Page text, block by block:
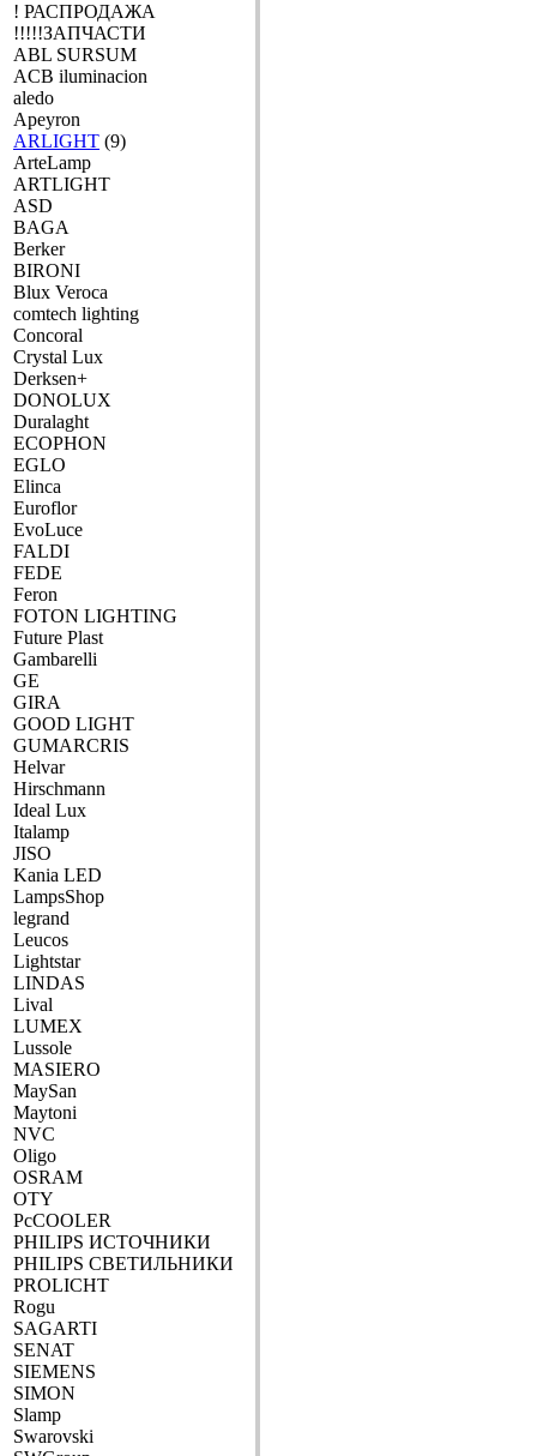
! РАСПРОДАЖА
!!!!!ЗАПЧАСТИ
ABL SURSUM
ACB iluminacion
aledo
Apeyron
ARLIGHT (9)
ArteLamp
ARTLIGHT
ASD
BAGA
Berker
BIRONI
Blux Veroca
comtech lighting
Concoral
Crystal Lux
Derksen+
DONOLUX
Duralaght
ECOPHON
EGLO
Elinca
Euroflor
EvoLuce
FALDI
FEDE
Feron
FOTON LIGHTING
Future Plast
Gambarelli
GE
GIRA
GOOD LIGHT
GUMARCRIS
Helvar
Hirschmann
Ideal Lux
Italamp
JISO
Kania LED
LampsShop
legrand
Leucos
Lightstar
LINDAS
Lival
LUMEX
Lussole
MASIERO
MaySan
Maytoni
NVC
Oligo
OSRAM
OTY
PcCOOLER
PHILIPS ИСТОЧНИКИ
PHILIPS СВЕТИЛЬНИКИ
PROLICHT
Rogu
SAGARTI
SENAT
SIEMENS
SIMON
Slamp
Swarovski